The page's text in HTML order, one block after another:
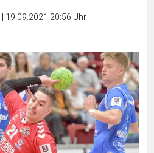
| 19.09.2021 20:56 Uhr|